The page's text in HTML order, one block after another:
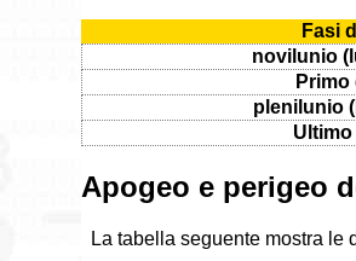
Fasi
novilunio
plenilunio
Apogeo e perigeo
La tabella seguente mostra le